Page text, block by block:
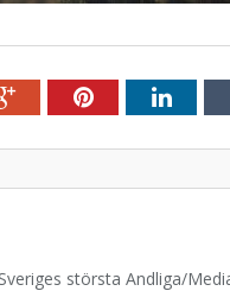
Google+Pinterest
största Andliga/